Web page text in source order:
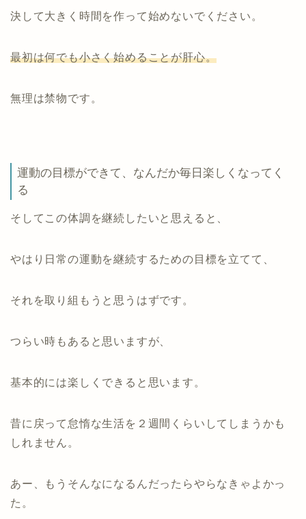
決して大きく時間を作って始めないでください。
最初は何でも小さく始めることが肝心。
無理は禁物です。
運動の目標ができて、なんだか毎日楽しくなってく
る
そしてこの体調を継続したいと思えると、
やはり日常の運動を継続するための目標を立てて、
それを取り組もうと思うはずです。
つらい時もあると思いますが、
基本的には楽しくできると思います。
昔に戻って怠惰な生活を２週間くらいしてしまうかも
しれません。
あー、もうそんなになるんだったらやらなきゃよかっ
た。